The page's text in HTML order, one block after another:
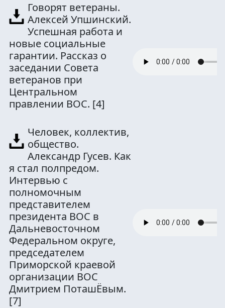
Говорят ветераны.
Алексей Упшинский.
Успешная работа и
новые социальные
гарантии. Рассказ о
заседании Совета
ветеранов при
Центральном
правлении ВОС. [4]
Человек, коллектив,
общество.
Александр Гусев. Как
я стал полпредом.
Интервью с
полномочным
представителем
президента ВОС в
Дальневосточном
Федеральном округе,
председателем
Приморской краевой
организации ВОС
Дмитрием ПоташЁвым.
[7]